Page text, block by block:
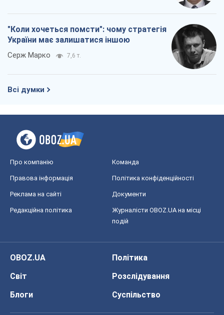
"Коли хочеться помсти": чому стратегія
України має залишатися іншою
Серж Марко 7,6 т.
Всі думки
Про компанію Команда
Правова інформація Політика конфіденційності
Реклама на сайті Документи
Редакційна політика
Журналісти OBOZ.UA на місці
подій
OBOZ.UA
Політика
Світ
Розслідування
Блоги
Суспільство